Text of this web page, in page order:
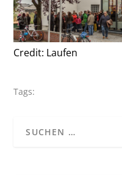
Credit: Laufen
Tags: